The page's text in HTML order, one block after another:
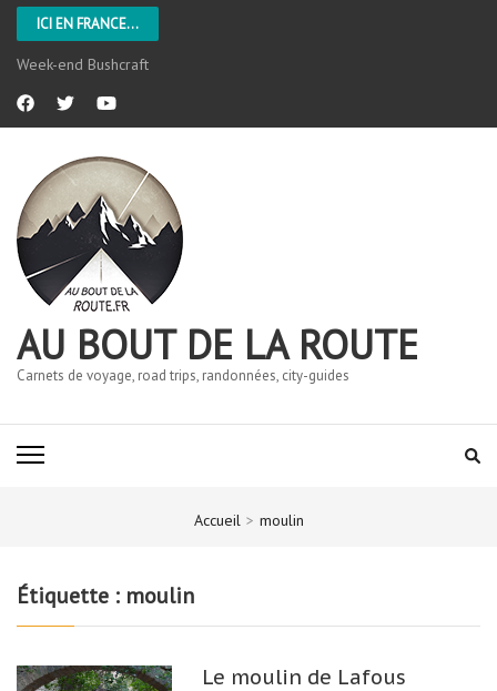
ICI EN FRANCE...
Week-end Bushcraft
AU BOUT DE LA ROUTE
Carnets de voyage, road trips, randonnées, city-guides
Accueil > moulin
Étiquette : moulin
Le moulin de Lafous